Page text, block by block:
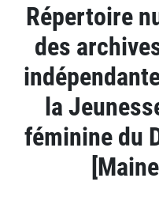
Répertoire
des
la
féminine du